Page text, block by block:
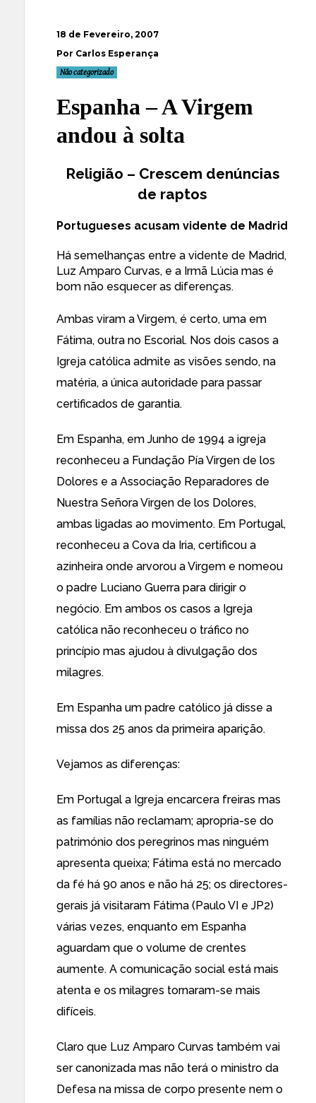
18 de Fevereiro, 2007
Por Carlos Esperança
Não categorizado
Espanha – A Virgem
andou à solta
Religião – Crescem denúncias
de raptos
Portugueses acusam vidente de Madrid
Há semelhanças entre a vidente de Madrid,
Luz Amparo Curvas, e a Irmã Lúcia mas é
bom não esquecer as diferenças.
Ambas viram a Virgem, é certo, uma em
Fátima, outra no Escorial. Nos dois casos a
Igreja católica admite as visões sendo, na
matéria, a única autoridade para passar
certificados de garantia.
Em Espanha, em Junho de 1994 a igreja
reconheceu a Fundação Pía Virgen de los
Dolores e a Associação Reparadores de
Nuestra Señora Virgen de los Dolores,
ambas ligadas ao movimento. Em Portugal,
reconheceu a Cova da Iria, certificou a
azinheira onde arvorou a Virgem e nomeou
o padre Luciano Guerra para dirigir o
negócio. Em ambos os casos a Igreja
católica não reconheceu o tráfico no
princípio mas ajudou à divulgação dos
milagres.
Em Espanha um padre católico já disse a
missa dos 25 anos da primeira aparição.
Vejamos as diferenças:
Em Portugal a Igreja encarcera freiras mas
as famílias não reclamam; apropria-se do
património dos peregrinos mas ninguém
apresenta queixa; Fátima está no mercado
da fé há 90 anos e não há 25; os directores-
gerais já visitaram Fátima (Paulo VI e JP2)
várias vezes, enquanto em Espanha
aguardam que o volume de crentes
aumente. A comunicação social está mais
atenta e os milagres tornaram-se mais
difíceis.
Claro que Luz Amparo Curvas também vai
ser canonizada mas não terá o ministro da
Defesa na missa de corpo presente nem o